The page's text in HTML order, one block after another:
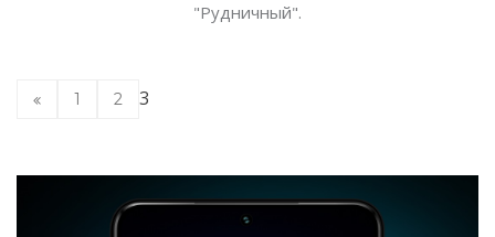
"Рудничный".
1 2 3